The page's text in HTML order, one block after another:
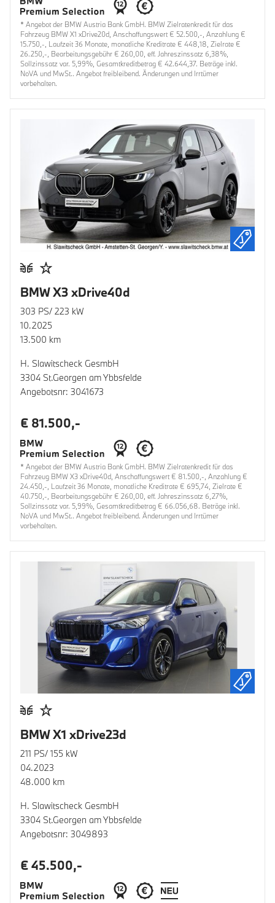
* Angebot der BMW Austria Bank GmbH. BMW Zielratenkredit für das
Fahrzeug BMW X1 xDrive20d, Anschaffungswert € 52.500,-, Anzahlung €
15.750,-, Laufzeit 36 Monate, monatliche Kreditrate € 448,18, Zielrate €
26.250,-, Bearbeitungsgebühr € 260,00, eff. Jahreszinssatz 6,38%,
Sollzinssatz var. 5,99%, Gesamtkreditbetrag € 42.644,37. Beträge inkl.
NoVA und MwSt.. Angebot freibleibend. Änderungen und Irrtümer
vorbehalten.
BMW X3 xDrive40d
303 PS/ 223 kW
10.2025
13.500 km
H. Slawitscheck GesmbH
3304 St.Georgen am Ybbsfelde
Angebotsnr: 3041673
€ 81.500,-
* Angebot der BMW Austria Bank GmbH. BMW Zielratenkredit für das
Fahrzeug BMW X3 xDrive40d, Anschaffungswert € 81.500,-, Anzahlung €
24.450,-, Laufzeit 36 Monate, monatliche Kreditrate € 695,74, Zielrate €
40.750,-, Bearbeitungsgebühr € 260,00, eff. Jahreszinssatz 6,27%,
Sollzinssatz var. 5,99%, Gesamtkreditbetrag € 66.056,68. Beträge inkl.
NoVA und MwSt.. Angebot freibleibend. Änderungen und Irrtümer
vorbehalten.
BMW X1 xDrive23d
211 PS/ 155 kW
04.2023
48.000 km
H. Slawitscheck GesmbH
3304 St.Georgen am Ybbsfelde
Angebotsnr: 3049893
€ 45.500,-